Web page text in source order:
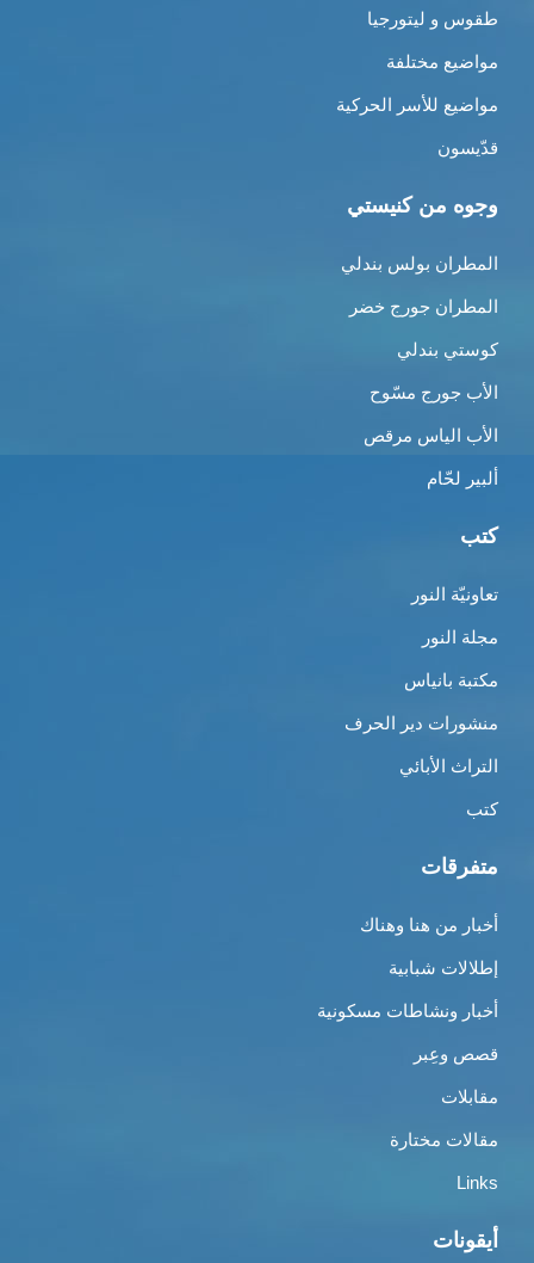
طقوس و ليتورجيا
مواضيع مختلفة
مواضيع للأسر الحركية
قدّيسون
وجوه من كنيستي
المطران بولس بندلي
المطران جورج خضر
كوستي بندلي
الأب جورج مسّوح
الأب الياس مرقص
ألبير لحّام
كتب
تعاونيّة النور
مجلة النور
مكتبة بانياس
منشورات دير الحرف
التراث الأبائي
كتب
متفرقات
أخبار من هنا وهناك
إطلالات شبابية
أخبار ونشاطات مسكونية
قصص وعِبر
مقابلات
مقالات مختارة
Links
أيقونات